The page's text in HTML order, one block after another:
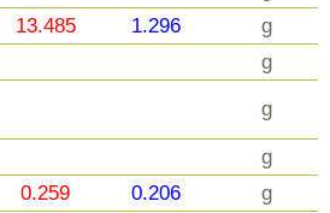
13.485 1.296
g
g
g
g
0.259 0.206
g